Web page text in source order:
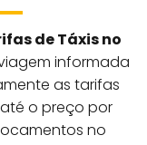
de Táxis no
informada
as tarifas
o preço por
no